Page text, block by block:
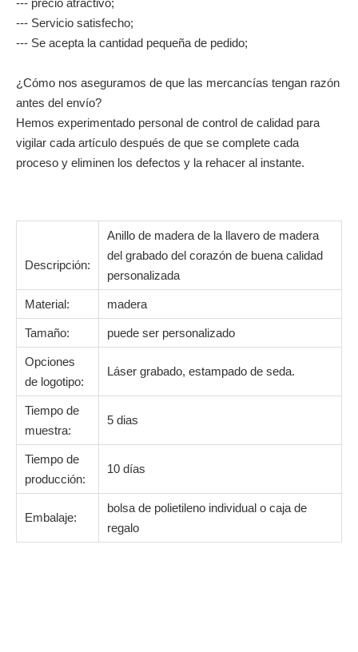
obtengan los productos, siempre nos mantengan actualizados,
así que sepamos si algo debe mejorarse.
--- fabricante profesional;
--- equipo de I + D fuerte;
--- Materia prima ecológica;
--- Cargo de muestra barata;
--- precio atractivo;
--- Servicio satisfecho;
--- Se acepta la cantidad pequeña de pedido;
¿Cómo nos aseguramos de que las mercancías tengan razón
antes del envío?
Hemos experimentado personal de control de calidad para
vigilar cada artículo después de que se complete cada
proceso y eliminen los defectos y la rehacer al instante.
Descripción:
grabado del corazón de buena calidad
personalizada
Material:
Tamaño:
puede ser personalizado